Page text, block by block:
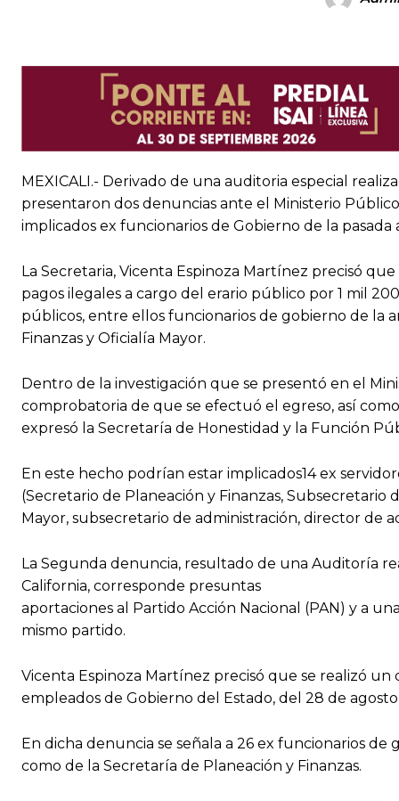
MEXICALI.- Derivado de una auditoria especial
presentaron dos denuncias ante el Ministerio
implicados ex funcionarios de Gobierno de la pasada
La Secretaria, Vicenta Espinoza Martínez precisó
pagos ilegales a cargo del erario público por 1 mil
públicos, entre ellos funcionarios de gobierno de la
Finanzas y Oficialía Mayor.
Dentro de la investigación que se presentó en el
comprobatoria de que se efectuó el egreso, así
expresó la Secretaría de Honestidad y la Función
En este hecho podrían estar implicados14 ex
(Secretario de Planeación y Finanzas, Subsecretario
Mayor, subsecretario de administración, director de
La Segunda denuncia, resultado de una Auditoría
California, corresponde presuntas
aportaciones al Partido Acción Nacional (PAN) y a
mismo partido.
Vicenta Espinoza Martínez precisó que se realizó
empleados de Gobierno del Estado, del 28 de
En dicha denuncia se señala a 26 ex funcionarios
como de la Secretaría de Planeación y Finanzas.